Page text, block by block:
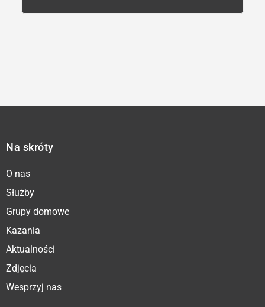
Na skróty
O nas
Służby
Grupy domowe
Kazania
Aktualności
Zdjęcia
Wesprzyj nas